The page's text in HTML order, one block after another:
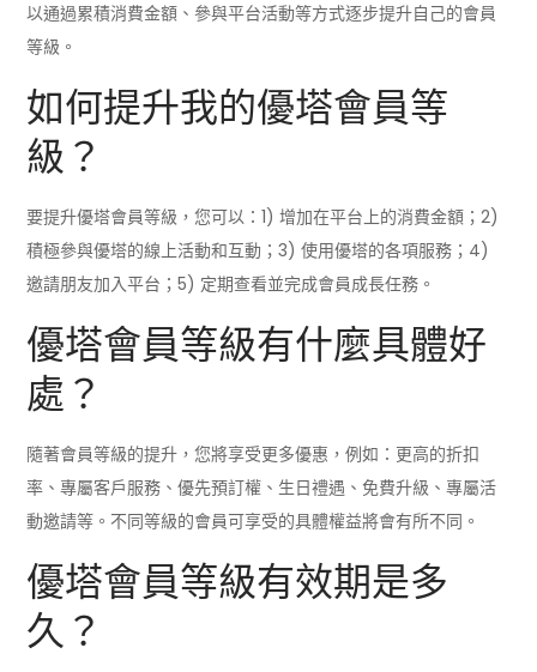
以通過累積消費金額、參與平台活動等方式逐步提升自己的會員
等級。
如何提升我的優塔會員等
級？
要提升優塔會員等級，您可以：1) 增加在平台上的消費金額；2)
積極參與優塔的線上活動和互動；3) 使用優塔的各項服務；4)
邀請朋友加入平台；5) 定期查看並完成會員成長任務。
優塔會員等級有什麼具體好
處？
隨著會員等級的提升，您將享受更多優惠，例如：更高的折扣
率、專屬客戶服務、優先預訂權、生日禮遇、免費升級、專屬活
動邀請等。不同等級的會員可享受的具體權益將會有所不同。
優塔會員等級有效期是多
久？